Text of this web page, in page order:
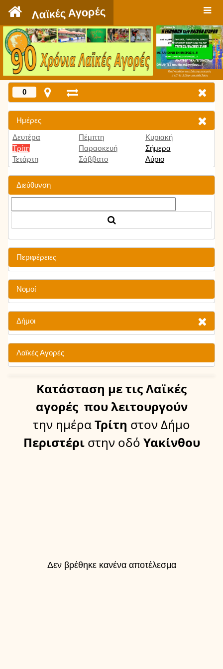
Λαϊκές Αγορές
Πατήστε εδώ για να δείτε την εκπομπή
την Τρίτη 9:00 μμ και κάθε Τρίτη
0
Ημέρες
Δευτέρα
Τρίτη
Τετάρτη
Πέμπτη
Παρασκευή
Σάββατο
Κυριακή
Σήμερα
Αύριο
Διεύθυνση
Περιφέρειες
Νομοί
Δήμοι
Λαϊκές Αγορές
Κατάσταση με τις Λαϊκές
αγορές που λειτουργούν
την ημέραΤρίτη στον Δήμο
Περιστέρι στην οδό Υακίνθου
Δεν βρέθηκε κανένα αποτέλεσμα